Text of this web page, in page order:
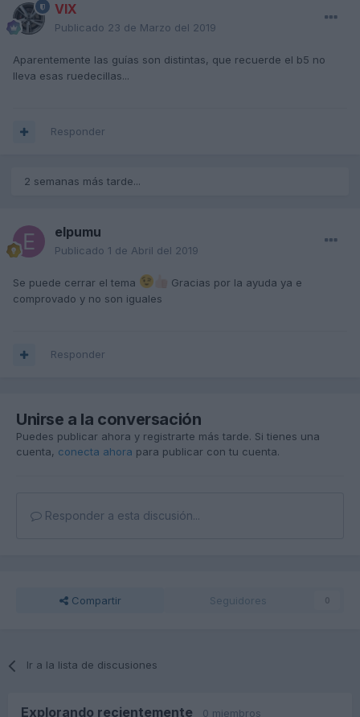
VIX
Publicado 23 de Marzo del 2019
Aparentemente las guías son distintas, que recuerde el b5 no
lleva esas ruedecillas...
Responder
2 semanas más tarde...
elpumu
Publicado 1 de Abril del 2019
Se puede cerrar el tema
Gracias por la ayuda ya e
comprovado y no son iguales
Responder
Unirse a la conversación
Puedes publicar ahora y registrarte más tarde. Si tienes una
cuenta, conecta ahora para publicar con tu cuenta.
Responder a esta discusión...
Compartir Seguidores 0
Ir a la lista de discusiones
Explorando recientemente 0 miembros